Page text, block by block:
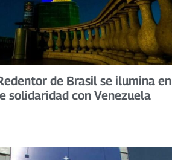
de Brasil se ilumina en
solidaridad con Venezuela